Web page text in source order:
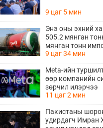
9 цаг 5 мин
Энэ оны эхний
505.2 мянган
мянган тонн
9 цаг 34 мин
Meta-ийн
өөр компанийн
зөрчил илэрчээ
11 цаг 2 мин
Пакистаны
удирдагч Имран